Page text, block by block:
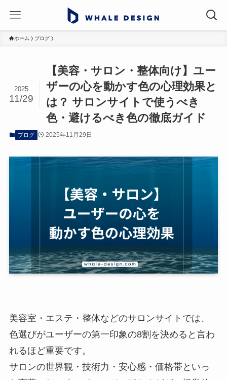
ホーム ブログ
【美容・サロン・整体向け】ユー
ザーの心を動かす色の心理効果と
は？ サロンサイトで使うべき
色・避けるべき色の徹底ガイド
2025
11/29
ブログ 2025年11月29日
美容室・エステ・整体などのサロンサイトでは、
色選びがユーザーの第一印象の8割を決めると言わ
れるほど重要です。
サロンの世界観・技術力・安心感・価格帯といっ